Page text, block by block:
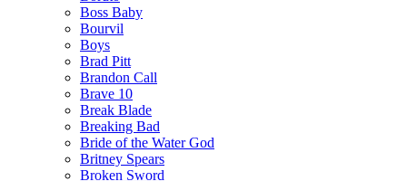
Boss Baby
Bourvil
Boys
Brad Pitt
Brandon Call
Brave 10
Break Blade
Breaking Bad
Bride of the Water God
Britney Spears
Broken Sword